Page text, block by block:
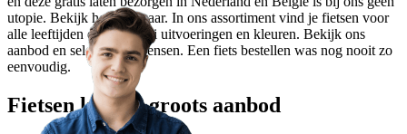
utopie. Bekijk het zelf maar. In ons assortiment vind je fietsen voor
alle leeftijden en in allerlei uitvoeringen en kleuren. Bekijk ons
aanbod en selecteer je wensen. Een fiets bestellen was nog nooit zo
eenvoudig.
Fietsen kopen: groots aanbod